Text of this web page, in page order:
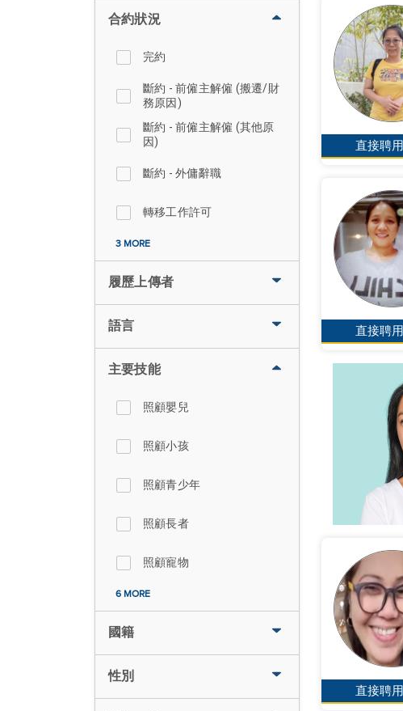
合約狀況
完約
斷約 - 前僱主解僱 (搬遷/財
務原因)
斷約 - 前僱主解僱 (其他原
因)
斷約 - 外傭辭職
轉移工作許可
3 MORE
履歷上傳者
語言
主要技能
照顧嬰兒
照顧小孩
照顧青少年
照顧長者
照顧寵物
6 MORE
國籍
性別
直接聘用
直接聘用
直接聘用